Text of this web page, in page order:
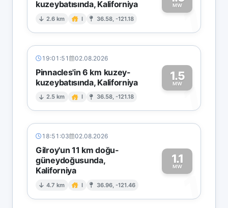
kuzeybatısında, Kaliforniya
2.6 km I 36.58, -121.18
MW1
19:01:51 02.08.2026
Pinnacles'in 6 km kuzey-
kuzeybatısında, Kaliforniya
2.5 km I 36.58, -121.18
1.5
MW1
18:51:03 02.08.2026
Gilroy'un 11 km doğu-
güneydoğusunda,
Kaliforniya
4.7 km I 36.96, -121.46
1.1
MW
1